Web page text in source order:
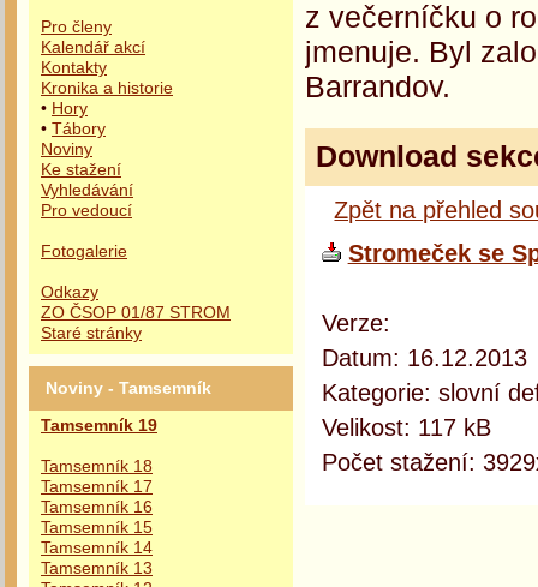
Pro členy
Kalendář akcí
Kontakty
Kronika a historie
• Hory
• Tábory
Noviny
Ke stažení
Vyhledávání
Pro vedoucí
Fotogalerie
Odkazy
ZO ČSOP 01/87 STROM
Staré stránky
Noviny - Tamsemník
Tamsemník 19
Tamsemník 18
Tamsemník 17
Tamsemník 16
Tamsemník 15
Tamsemník 14
Tamsemník 13
z večerníčku o
jmenuje. Byl
Barrandov.
Download
Zpět na přehled
Stromeček se
Verze:
Datum: 16.12.2013
Kategorie: slovní
Velikost: 117 kB
Počet stažení: